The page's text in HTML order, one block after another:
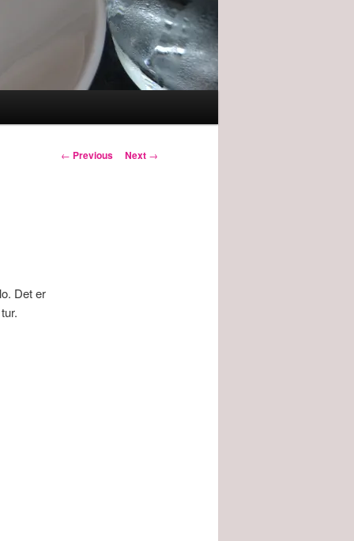
Post
← Previous Next →
Det er